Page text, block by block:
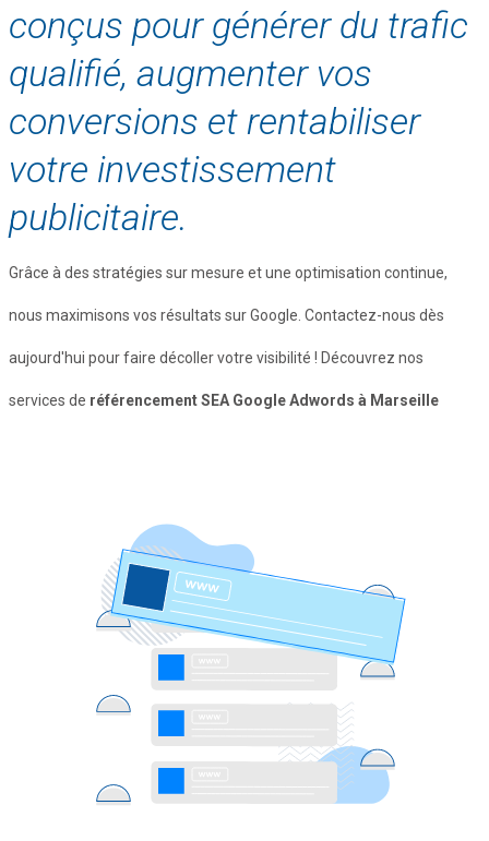
conçus pour générer du trafic
qualifié, augmenter vos
conversions et rentabiliser
votre investissement
publicitaire.
Grâce à des stratégies sur mesure et une optimisation continue,
nous maximisons vos résultats sur Google. Contactez-nous dès
aujourd'hui pour faire décoller votre visibilité ! Découvrez nos
services de référencement SEA Google Adwords à Marseille